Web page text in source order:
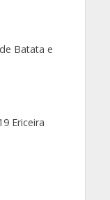
Batata e
Ericeira